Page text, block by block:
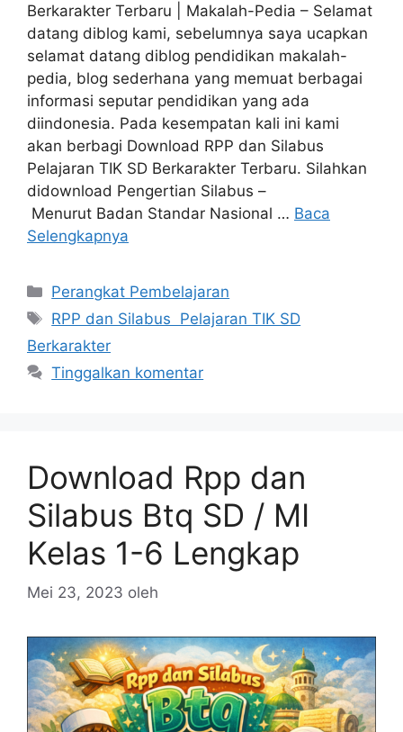
Berkarakter Terbaru | Makalah-Pedia – Selamat
datang diblog kami, sebelumnya saya ucapkan
selamat datang diblog pendidikan makalah-
pedia, blog sederhana yang memuat berbagai
informasi seputar pendidikan yang ada
diindonesia. Pada kesempatan kali ini kami
akan berbagi Download RPP dan Silabus
Pelajaran TIK SD Berkarakter Terbaru. Silahkan
didownload Pengertian Silabus –
Menurut Badan Standar Nasional … Baca
Selengkapnya
Kategori
Perangkat Pembelajaran
Tag
RPP dan Silabus Pelajaran TIK SD
Berkarakter
Tinggalkan komentar
Download Rpp dan
Silabus Btq SD / MI
Kelas 1-6 Lengkap
Mei 23, 2023 oleh